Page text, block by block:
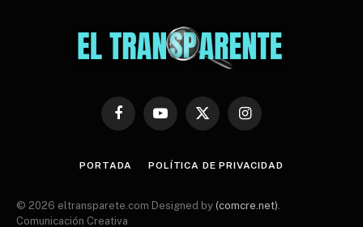
FacebookYouTubeX
Instagram
PORTADA POLÍTICA DE PRIVACIDAD
© 2026 eltransparete.com Designed by (comcre.net)
Comunicación Creativa